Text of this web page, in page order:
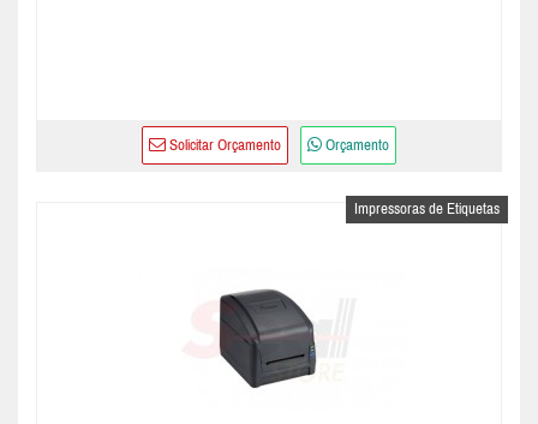
Solicitar Orçamento Orçamento
Impressoras de Etiquetas